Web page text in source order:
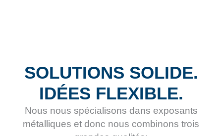
SOLUTIONS SOLIDE.
IDÉES FLEXIBLE.
Nous nous spécialisons dans exposants
métalliques et donc nous combinons trois